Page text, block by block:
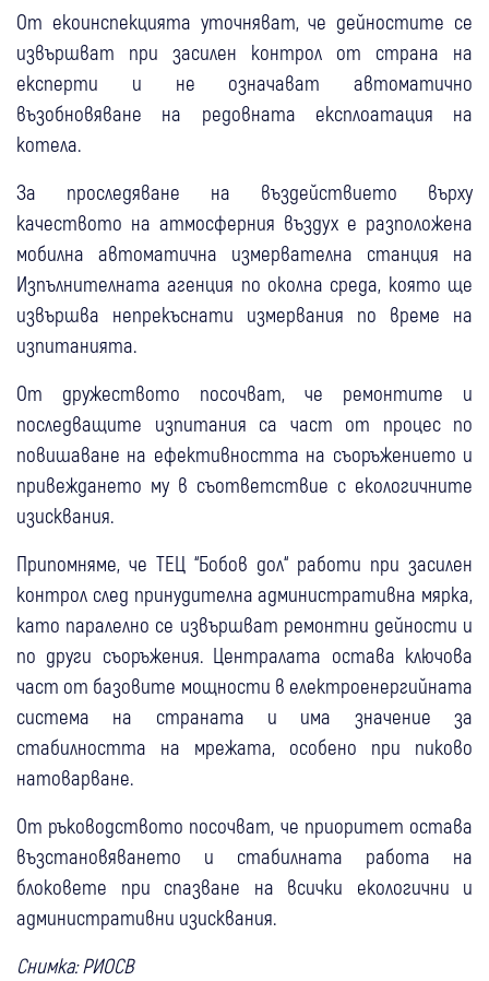
От екоинспекцията уточняват, че дейностите се
извършват при засилен контрол от страна на
експерти и не означават автоматично
възобновяване на редовната експлоатация на
котела.
За проследяване на въздействието върху
качеството на атмосферния въздух е разположена
мобилна автоматична измервателна станция на
Изпълнителната агенция по околна среда, която ще
извършва непрекъснати измервания по време на
изпитанията.
От дружеството посочват, че ремонтите и
последващите изпитания са част от процес по
повишаване на ефективността на съоръжението и
привеждането му в съответствие с екологичните
изисквания.
Припомняме, че ТЕЦ “Бобов дол“ работи при засилен
контрол след принудителна административна мярка,
като паралелно се извършват ремонтни дейности и
по други съоръжения. Централата остава ключова
част от базовите мощности в електроенергийната
система на страната и има значение за
стабилността на мрежата, особено при пиково
натоварване.
От ръководството посочват, че приоритет остава
възстановяването и стабилната работа на
блоковете при спазване на всички екологични и
административни изисквания.
Снимка: РИОСВ